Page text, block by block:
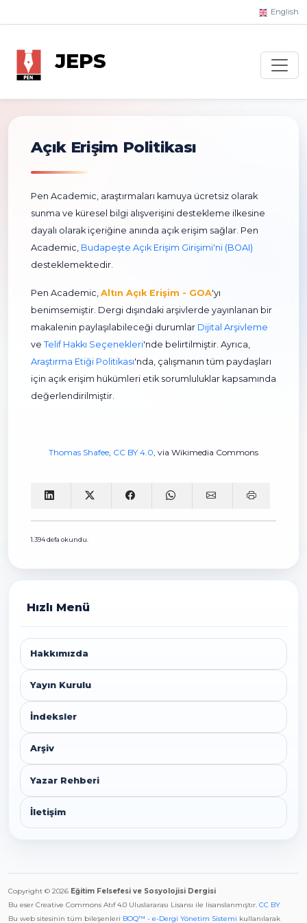
English
JEPS
Açık Erişim Politikası
Pen Academic, araştırmaları kamuya ücretsiz olarak
sunma ve küresel bilgi alışverişini destekleme ilkesine
dayalı olarak içeriğine anında açık erişim sağlar. Pen
Academic, Budapeşte Açık Erişim Girişimi'ni (BOAI)
desteklemektedir.
Pen Academic, Altın Açık Erişim - GOA'yı
benimsemiştir. Dergi dışındaki arşivlerde yayınlanan bir
makalenin paylaşılabileceği durumlar Dijital Arşivleme
ve Telif Hakkı Seçenekleri'nde belirtilmiştir. Ayrıca,
Araştırma Etiği Politikası'nda, çalışmanın tüm paydaşları
için açık erişim hükümleri etik sorumluluklar kapsamında
değerlendirilmiştir.
Thomas Shafee CC BY 4.0 , via Wikimedia Commons
1.394 defa okundu.
Hızlı Menü
Hakkımızda
Yayın Kurulu
İndeksler
Arşiv
Yazar Rehberi
İletişim
Copyright © 2026 Eğitim Felsefesi ve Sosyolojisi Dergisi
Bu eser Creative Commons Atıf 4.0 Uluslararası Lisansı ile lisanslanmıştır. CC BY
Bu web sitesinin tüm bileşenleri BOQ™ - e-Dergi Yönetim Sistemi kullanılarak